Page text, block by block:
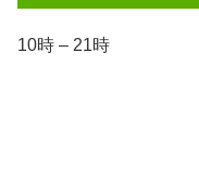
10時 – 21時